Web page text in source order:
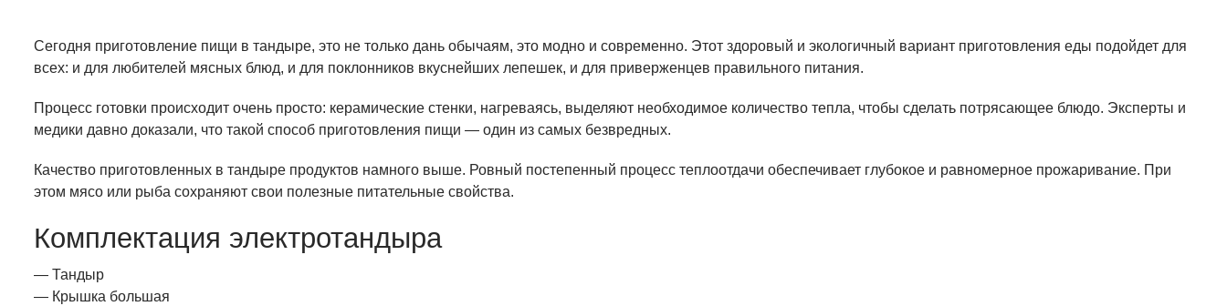
Сегодня приготовление пищи в тандыре, это не только дань обычаям, это модно и современно. Этот здоровый и экологичный вариант приготовления еды подойдет для
всех: и для любителей мясных блюд, и для поклонников вкуснейших лепешек, и для приверженцев правильного питания.
Процесс готовки происходит очень просто: керамические стенки, нагреваясь, выделяют необходимое количество тепла, чтобы сделать потрясающее блюдо. Эксперты и
медики давно доказали, что такой способ приготовления пищи — один из самых безвредных.
Качество приготовленных в тандыре продуктов намного выше. Ровный постепенный процесс теплоотдачи обеспечивает глубокое и равномерное прожаривание. При
этом мясо или рыба сохраняют свои полезные питательные свойства.
Комплектация электротандыра
— Тандыр
— Крышка большая